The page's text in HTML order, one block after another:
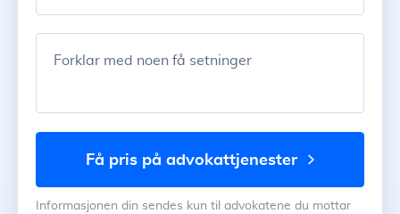
Forklar med noen få setninger
få pris på advokattjenester
Informasjonen din sendes kun til advokatene du mottar